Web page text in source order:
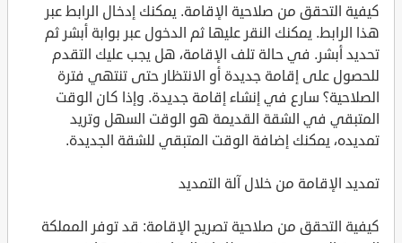
كيفية التحقق من صلاحية الإقامة. يمكنك إدخال الرابط عبر
هذا الرابط. يمكنك النقر عليها ثم الدخول عبر بوابة أبشر ثم
تحديد أبشر. في حالة تلف الإقامة، هل يجب عليك التقدم
للحصول على إقامة جديدة أو الانتظار حتى تنتهي فترة
الصلاحية؟ سارع في إنشاء إقامة جديدة. وإذا كان الوقت
المتبقي في الشقة القديمة هو الوقت السهل وتريد
تمديده، يمكنك إضافة الوقت المتبقي للشقة الجديدة.
تمديد الإقامة من خلال آلة التمديد
كيفية التحقق من صلاحية تصريح الإقامة: قد توفر المملكة